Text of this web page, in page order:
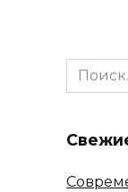
Search
for: